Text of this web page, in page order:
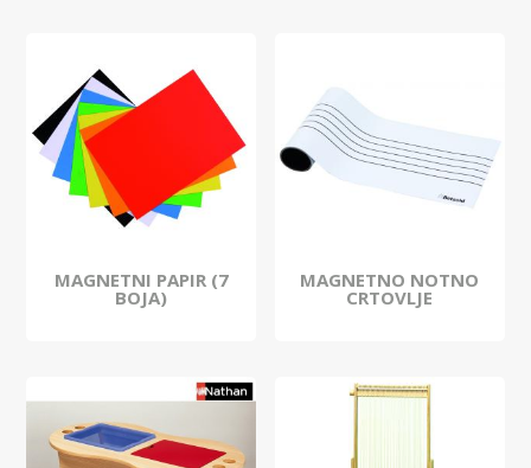
MAGNETNI PAPIR (7
BOJA)
MAGNETNO NOTNO
CRTOVLJE